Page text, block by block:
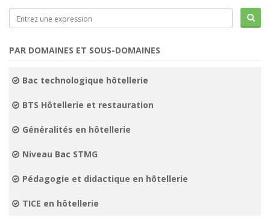
PAR DOMAINES ET SOUS-DOMAINES
Bac technologique hôtellerie
BTS Hôtellerie et restauration
Généralités en hôtellerie
Niveau Bac STMG
Pédagogie et didactique en hôtellerie
TICE en hôtellerie